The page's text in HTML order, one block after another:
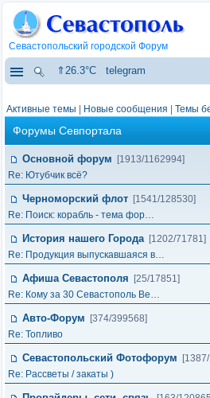
Севастопольский городской Форум
⇑26.3°C telegram
Активные темы Новые сообщения Темы
Форумы Севпортала
Основной форум
[1913/1162994]
Re: Ютубчик всё?
Черноморский флот [1541/128530]
Re: Поиск: корабль - тема фор…
История нашего Города [1202/71781]
Re: Продукция выпускавшаяся в…
Афиша Севастополя
[25/17851]
Re: Кому за 30 Севастополь Ве…
Авто-Форум
[374/399568]
Re: Топливо
Севастопольский Фотофорум
Re: Рассветы / закаты )